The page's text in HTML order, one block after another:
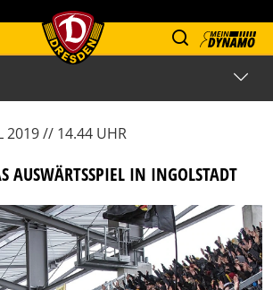
2019 // 14.44 UHR
AUSWÄRTSSPIEL IN INGOLSTADT